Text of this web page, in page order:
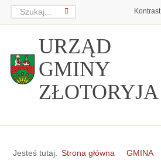
Kontrast
URZĄD
GMINY
ZŁOTORYJA
Jesteś tutaj: Strona główna GMINA